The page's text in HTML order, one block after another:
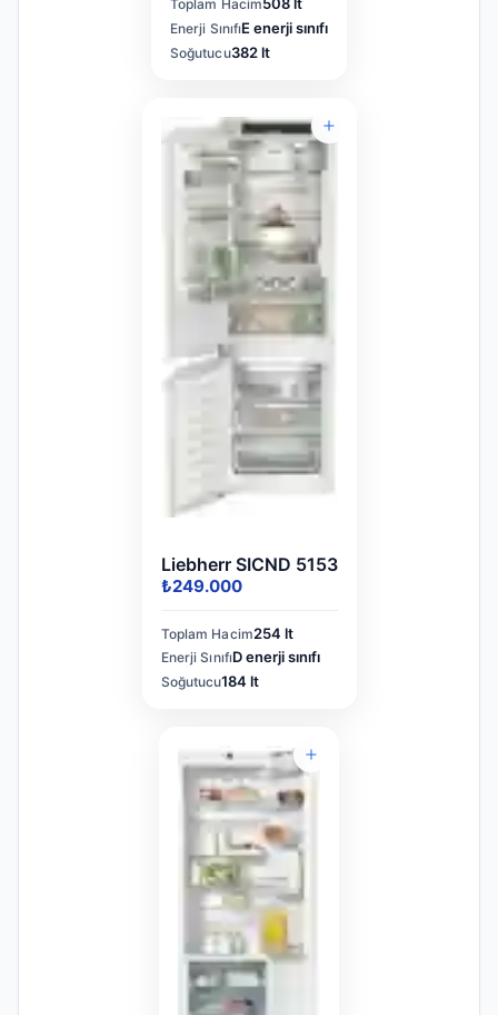
Toplam Hacim508 lt
Enerji SınıfıE enerji sınıfı
Soğutucu382 lt
Liebherr SICND 5153
₺249.000
Toplam Hacim254 lt
Enerji SınıfıD enerji sınıfı
Soğutucu184 lt